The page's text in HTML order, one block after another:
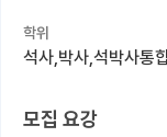
커리어
학위
석사,박사,석박사통
모집 요강